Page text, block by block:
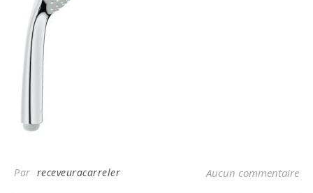
Par receveuracarreler Aucun commentaire